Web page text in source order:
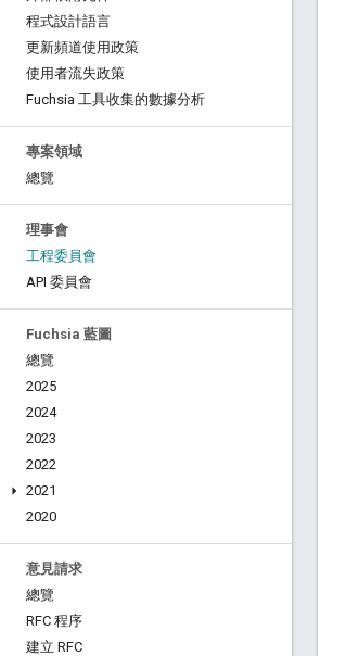
程式設計語言
更新頻道使用政策
使用者流失政策
Fuchsia 工具收集的數據分析
專案領域
總覽
理事會
工程委員會
API 委員會
Fuchsia 藍圖
總覽
2025
2024
2023
2022
2021
2020
意見請求
總覽
RFC 程序
建立 RFC